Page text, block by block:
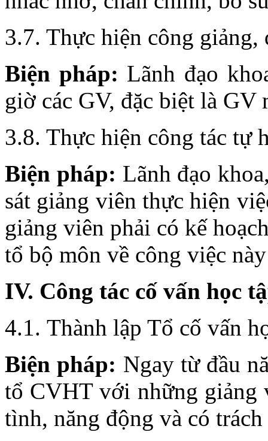
3.7. Thực hiện công
Biện pháp: Lãnh đạo
giờ các GV, đặc biệt là
3.8. Thực hiện công tác tự
Biện pháp: Lãnh đạo
sát giảng viên thực hiện
giảng viên phải có kế
tổ bộ môn về công việc
IV. Công tác cố vấn học
4.1. Thành lập Tổ cố vấn
Biện pháp: Ngay từ đầu
tổ CVHT với những giảng
tình, năng động và có